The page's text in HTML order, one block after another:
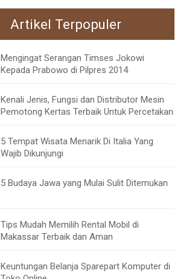
Artikel Terpopuler
Mengingat Serangan Timses Jokowi
Kepada Prabowo di Pilpres 2014
Kenali Jenis, Fungsi dan Distributor Mesin
Pemotong Kertas Terbaik Untuk Percetakan
5 Tempat Wisata Menarik Di Italia Yang
Wajib Dikunjungi
5 Budaya Jawa yang Mulai Sulit Ditemukan
Tips Mudah Memilih Rental Mobil di
Makassar Terbaik dan Aman
Keuntungan Belanja Sparepart Komputer di